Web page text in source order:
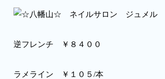
逆フレンチ ￥８４００
ラメライン ￥１０５/本